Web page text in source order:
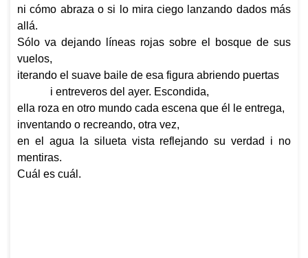
ni cómo abraza o si lo mira ciego lanzando dados más
allá.
Sólo va dejando líneas rojas sobre el bosque de sus
vuelos,
iterando el suave baile de esa figura abriendo puertas
i entreveros del ayer. Escondida,
ella roza en otro mundo cada escena que él le entrega,
inventando o recreando, otra vez,
en el agua la silueta vista reflejando su verdad i no
mentiras.
Cuál es cuál.